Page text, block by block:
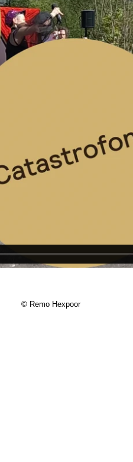
© Remo Hexpoor